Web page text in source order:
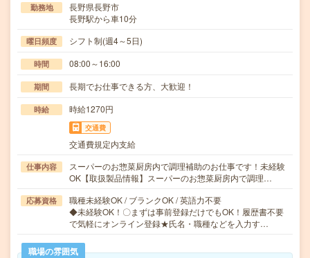
勤務地
長野県長野市
長野駅から車10分
曜日頻度 シフト制(週4～5日)
時間 08:00～16:00
期間 長期でお仕事できる方、大歓迎！
時給 時給1270円
交通費
交通費規定内支給
仕事内容
スーパーのお惣菜厨房内で調理補助のお仕事です！未経験
OK【取扱製品情報】スーパーのお惣菜厨房内で調理…
応募資格
職種未経験OK / ブランクOK / 英語力不要
◆未経験OK！〇まずは事前登録だけでもOK！履歴書不要
で気軽にオンライン登録★氏名・職種などを入力す…
職場の雰囲気